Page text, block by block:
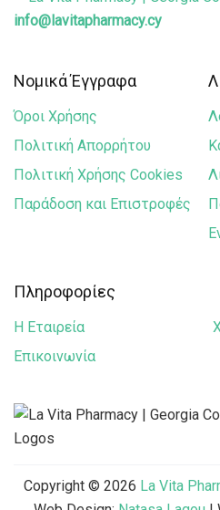
info@lavitapharmacy.cy
Νομικά Έγγραφα
Όροι Χρήσης
Πολιτική Απορρήτου
Πολιτική Χρήσης Cookies
Παράδοση και Επιστροφές
Πληροφορίες
Η Εταιρεία
Επικοινωνία
Copyright © 2026 La Vita